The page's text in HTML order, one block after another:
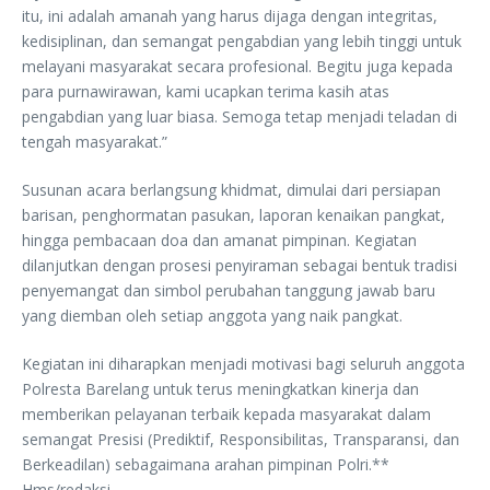
itu, ini adalah amanah yang harus dijaga dengan integritas,
kedisiplinan, dan semangat pengabdian yang lebih tinggi untuk
melayani masyarakat secara profesional. Begitu juga kepada
para purnawirawan, kami ucapkan terima kasih atas
pengabdian yang luar biasa. Semoga tetap menjadi teladan di
tengah masyarakat.”
Susunan acara berlangsung khidmat, dimulai dari persiapan
barisan, penghormatan pasukan, laporan kenaikan pangkat,
hingga pembacaan doa dan amanat pimpinan. Kegiatan
dilanjutkan dengan prosesi penyiraman sebagai bentuk tradisi
penyemangat dan simbol perubahan tanggung jawab baru
yang diemban oleh setiap anggota yang naik pangkat.
Kegiatan ini diharapkan menjadi motivasi bagi seluruh anggota
Polresta Barelang untuk terus meningkatkan kinerja dan
memberikan pelayanan terbaik kepada masyarakat dalam
semangat Presisi (Prediktif, Responsibilitas, Transparansi, dan
Berkeadilan) sebagaimana arahan pimpinan Polri.**